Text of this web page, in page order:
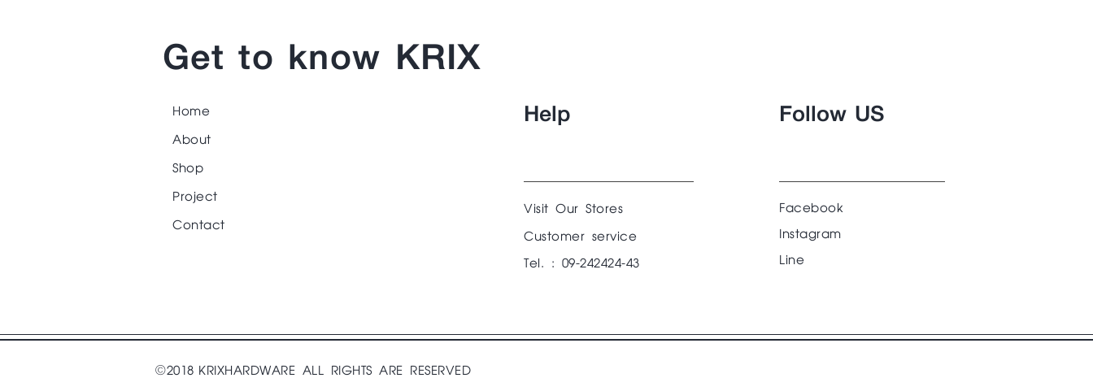
Get to know KRIX
Home
About
Shop
Project
Contact
Help Follow US
Facebook
Instagram
Line
Visit Our Stores
Customer service
Tel. : 09-242424-43
©2018 KRIXHARDWARE ALL RIGHTS ARE RESERVED